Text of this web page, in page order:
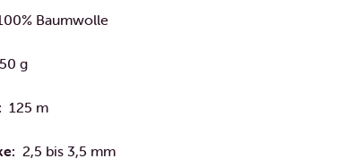
Baumwolle
50 g
125 m
2,5 bis 3,5 mm